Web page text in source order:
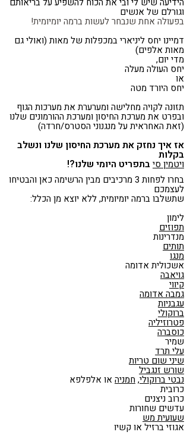
וגורלם של אנשים
בפעולה אחת שנבחר לעשות ברמה יומיומית!
דמיינו יחס ליניארי במכפלות של מאות (ואולי גם
מאות אלפים)
מדי יום,
יחס העולה מעלה
או
יחס היורד מטה
תזונה לקויה מחלישה ומערערת את מערכות הגוף
ובפרט את מערכת החיסון ומערכת ההורמונים שלנו
(זאת האחראית על מנגנוני הסטרס/חרדה)
אז איך נחזק את מערכת החיסון שלנו ונשלב
בקלות
ויטמין סיבתפריט היומי שלנו?!
בחרו לפחות 3 מרכיבים מבין הרשימה כאן והבטיחו
לעצמכם
שתשלבו ברמה יומיומית, ללא יוצא מן הכלל:
לימון
תפוזים
מנדרינות
תותים
מנגו
אשכולית אדומה
גויאבה
קיווי
גמבה אדומה
עגבניות
ברוקולי
פטרוזיליה
כוסברה
שמיר
עלי תרד
שיני שום טריות
שורש זנגביל
נבטי ברוקולי, חמניה או אלפלפא
כרובית
כרוב ניצנים
עדשים שחורות
שעועית מש
אגוזי ברזיל או קשיו